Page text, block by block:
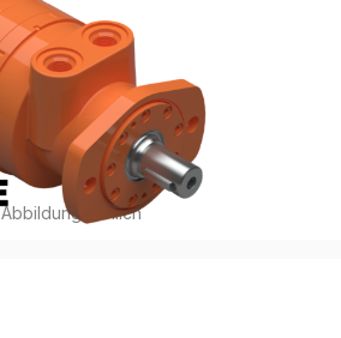
Abbildung ähnlich